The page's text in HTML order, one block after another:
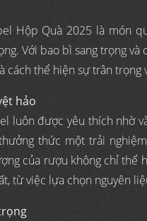
Hộp Quà 2025 là món
Với bao bì sang trọng
cách thể hiện sự trân
hảo
luôn được yêu thích nhờ
thức một trải
của rượu không chỉ
từ việc lựa chọn nguyên